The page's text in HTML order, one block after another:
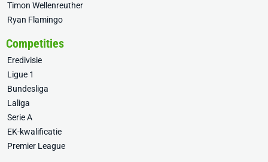
Timon Wellenreuther
Ryan Flamingo
Competities
Eredivisie
Ligue 1
Bundesliga
Laliga
Serie A
EK-kwalificatie
Premier League